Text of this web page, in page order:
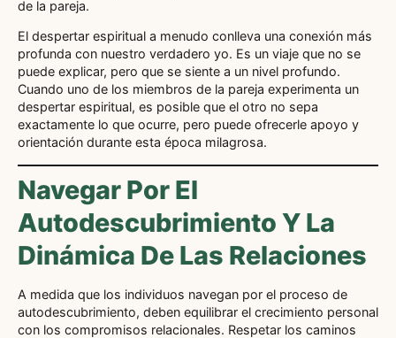
de la pareja.
El despertar espiritual a menudo conlleva una conexión más
profunda con nuestro verdadero yo. Es un viaje que no se
puede explicar, pero que se siente a un nivel profundo.
Cuando uno de los miembros de la pareja experimenta un
despertar espiritual, es posible que el otro no sepa
exactamente lo que ocurre, pero puede ofrecerle apoyo y
orientación durante esta época milagrosa.
Navegar Por El
Autodescubrimiento Y La
Dinámica De Las Relaciones
A medida que los individuos navegan por el proceso de
autodescubrimiento, deben equilibrar el crecimiento personal
con los compromisos relacionales. Respetar los caminos